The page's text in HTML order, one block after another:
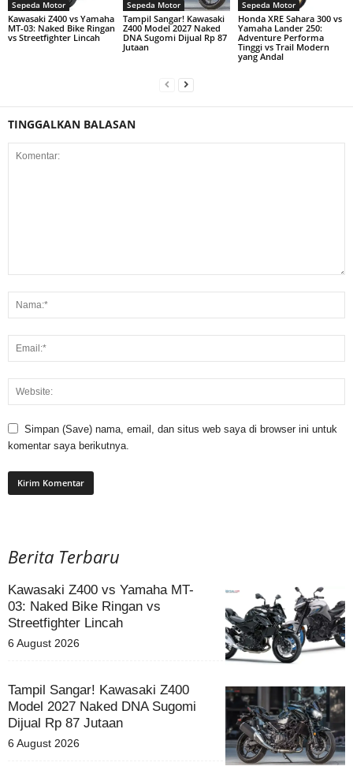
Sepeda Motor
Kawasaki Z400 vs Yamaha
MT-03: Naked Bike Ringan
vs Streetfighter Lincah
Sepeda Motor
Tampil Sangar! Kawasaki
Z400 Model 2027 Naked
DNA Sugomi Dijual Rp 87
Jutaan
Sepeda Motor
Honda XRE Sahara 300 vs
Yamaha Lander 250:
Adventure Performa
Tinggi vs Trail Modern
yang Andal
TINGGALKAN BALASAN
Simpan (Save) nama, email, dan situs web saya di browser ini untuk
komentar saya berikutnya.
Berita Terbaru
Kawasaki Z400 vs Yamaha MT-
03: Naked Bike Ringan vs
Streetfighter Lincah
6 August 2026
Tampil Sangar! Kawasaki Z400
Model 2027 Naked DNA Sugomi
Dijual Rp 87 Jutaan
6 August 2026